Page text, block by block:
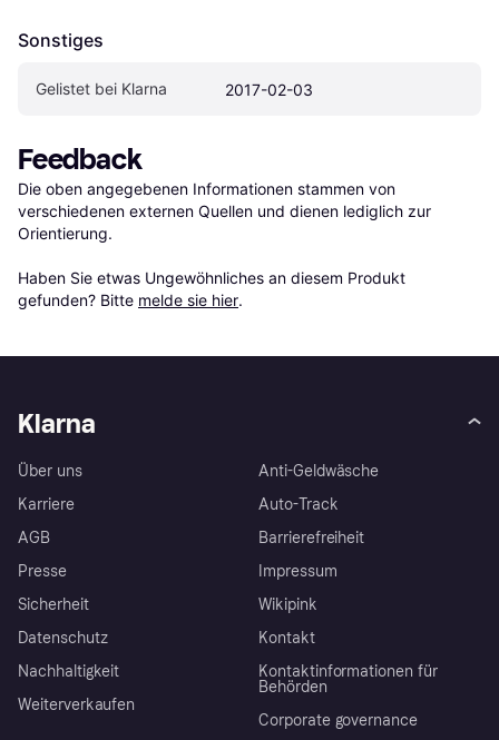
Sonstiges
Gelistet bei Klarna 2017-02-03
Feedback
Die oben angegebenen Informationen stammen von
verschiedenen externen Quellen und dienen lediglich zur
Orientierung.
Haben Sie etwas Ungewöhnliches an diesem Produkt
gefunden? Bitte melde sie hier.
Klarna
Über uns
Karriere
AGB
Presse
Sicherheit
Datenschutz
Nachhaltigkeit
Weiterverkaufen
Anti-Geldwäsche
Auto-Track
Barrierefreiheit
Impressum
Wikipink
Kontakt
Kontaktinformationen für
Behörden
Corporate governance